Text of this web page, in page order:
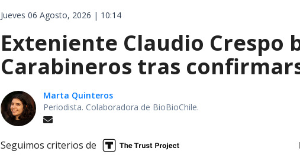
Jueves 06 Agosto, 2026 | 10:14
Exteniente Claudio Crespo
Carabineros tras
Marta Quinteros
Periodista. Colaboradora de BioBioChile.
Seguimos criterios de